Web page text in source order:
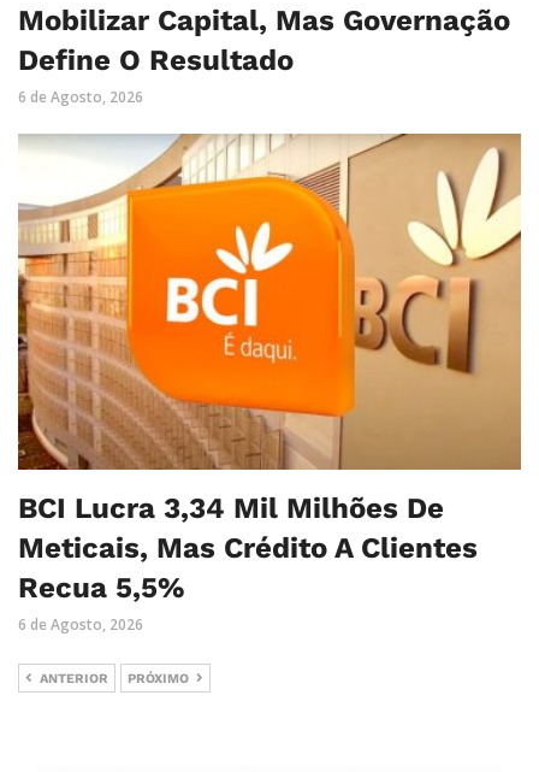
Mobilizar Capital, Mas Governação
Define O Resultado
6 de Agosto, 2026
BCI Lucra 3,34 Mil Milhões De
Meticais, Mas Crédito A Clientes
Recua 5,5%
6 de Agosto, 2026
ANTERIOR PRÓXIMO